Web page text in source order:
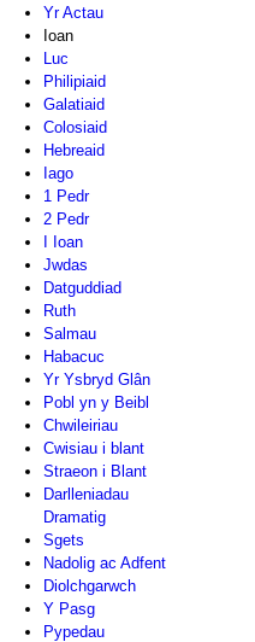
Yr Actau
Ioan
Luc
Philipiaid
Galatiaid
Colosiaid
Hebreaid
Iago
1 Pedr
2 Pedr
I Ioan
Jwdas
Datguddiad
Ruth
Salmau
Habacuc
Yr Ysbryd Glân
Pobl yn y Beibl
Chwileiriau
Cwisiau i blant
Straeon i Blant
Darlleniadau
Dramatig
Sgets
Nadolig ac Adfent
Diolchgarwch
Y Pasg
Pypedau